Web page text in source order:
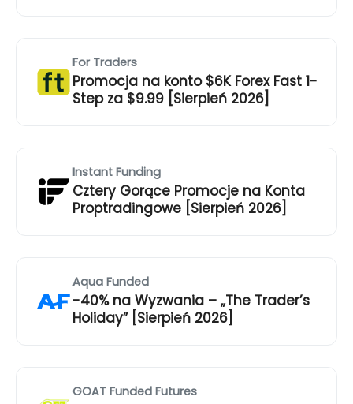
For Traders
Promocja na konto $6K Forex Fast 1-
Step za $9.99 [Sierpień 2026]
Instant Funding
Cztery Gorące Promocje na Konta
Proptradingowe [Sierpień 2026]
Aqua Funded
-40% na Wyzwania – „The Trader’s
Holiday” [Sierpień 2026]
GOAT Funded Futures